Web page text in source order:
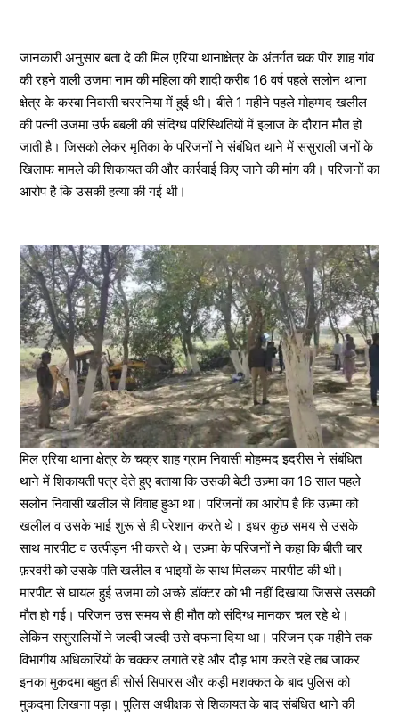
जानकारी अनुसार बता दे की मिल एरिया थानाक्षेत्र के अंतर्गत चक पीर शाह गांव
की रहने वाली उजमा नाम की महिला की शादी करीब 16 वर्ष पहले सलोन थाना
क्षेत्र के कस्बा निवासी चररनिया में हुई थी। बीते 1 महीने पहले मोहम्मद खलील
की पत्नी उजमा उर्फ बबली की संदिग्ध परिस्थितियों में इलाज के दौरान मौत हो
जाती है। जिसको लेकर मृतिका के परिजनों ने संबंधित थाने में ससुराली जनों के
खिलाफ मामले की शिकायत की और कार्रवाई किए जाने की मांग की। परिजनों का
आरोप है कि उसकी हत्या की गई थी।
मिल एरिया थाना क्षेत्र के चक्र शाह ग्राम निवासी मोहम्मद इदरीस ने संबंधित
थाने में शिकायती पत्र देते हुए बताया कि उसकी बेटी उज़्मा का 16 साल पहले
सलोन निवासी खलील से विवाह हुआ था। परिजनों का आरोप है कि उज़्मा को
खलील व उसके भाई शुरू से ही परेशान करते थे। इधर कुछ समय से उसके
साथ मारपीट व उत्पीड़न भी करते थे। उज़्मा के परिजनों ने कहा कि बीती चार
फ़रवरी को उसके पति खलील व भाइयों के साथ मिलकर मारपीट की थी।
मारपीट से घायल हुई उजमा को अच्छे डॉक्टर को भी नहीं दिखाया जिससे उसकी
मौत हो गई। परिजन उस समय से ही मौत को संदिग्ध मानकर चल रहे थे।
लेकिन ससुरालियों ने जल्दी जल्दी उसे दफना दिया था। परिजन एक महीने तक
विभागीय अधिकारियों के चक्कर लगाते रहे और दौड़ भाग करते रहे तब जाकर
इनका मुकदमा बहुत ही सोर्स सिपारस और कड़ी मशक्कत के बाद पुलिस को
मुकदमा लिखना पड़ा। पुलिस अधीक्षक से शिकायत के बाद संबंधित थाने की